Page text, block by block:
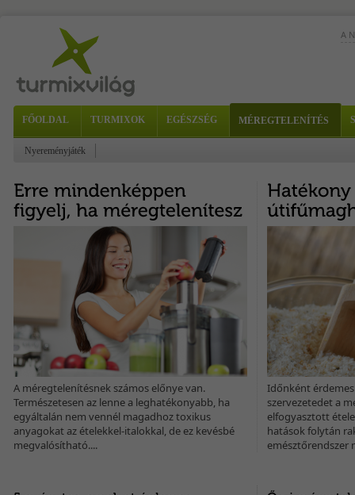
A
FŐOLDAL TURMIXOK EGÉSZSÉG MÉREGTELENÍTÉS
Nyereményjáték
A méregtelenítésnek számos előnye van.
Természetesen az lenne a leghatékonyabb, ha
egyáltalán nem vennél magadhoz toxikus
anyagokat az ételekkel-italokkal, de ez kevésbé
megvalósítható....
Időnként
szervezetedet a
elfogyasztott
hatások folytán
emésztőrendszer